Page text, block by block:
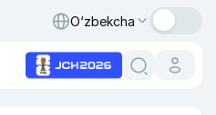
O‘zbekcha